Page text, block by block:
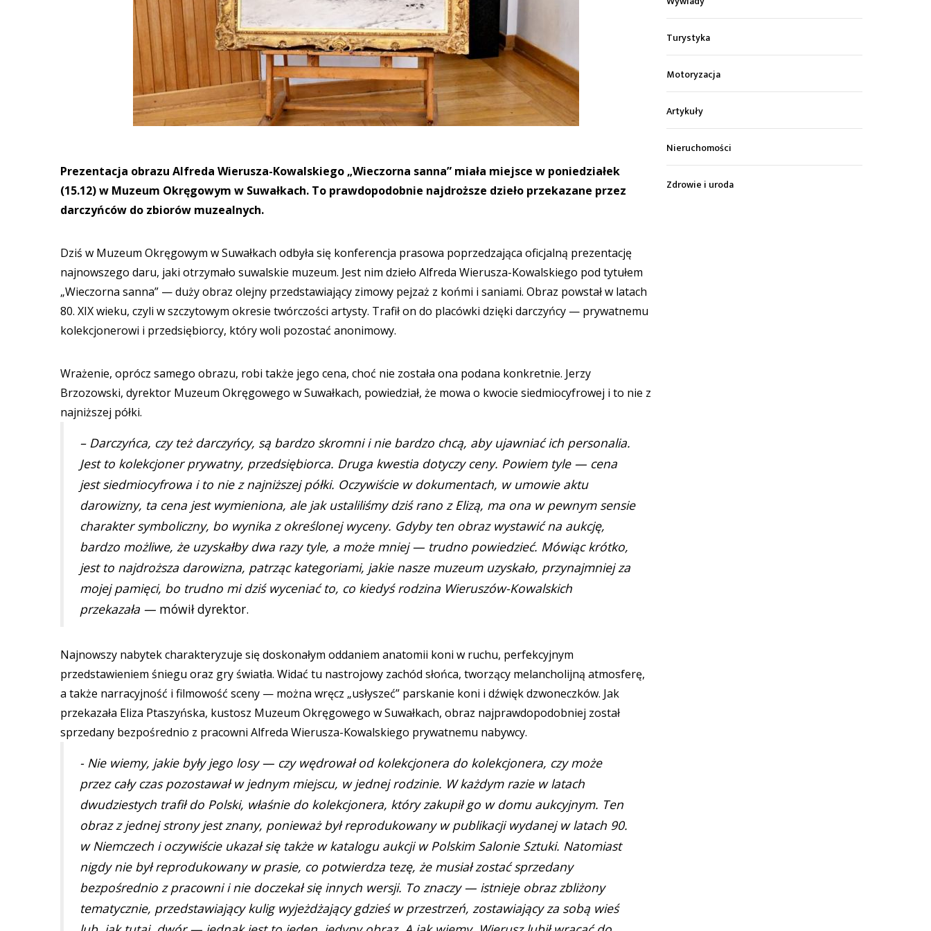
Prezentacja obrazu Alfreda Wierusza-Kowalskiego „Wieczorna sanna” miała miejsce w poniedziałek
(15.12) w Muzeum Okręgowym w Suwałkach. To prawdopodobnie najdroższe dzieło przekazane przez
darczyńców do zbiorów muzealnych.
Dziś w Muzeum Okręgowym w Suwałkach odbyła się konferencja prasowa poprzedzająca oficjalną prezentację
najnowszego daru, jaki otrzymało suwalskie muzeum. Jest nim dzieło Alfreda Wierusza-Kowalskiego pod tytułem
„Wieczorna sanna” — duży obraz olejny przedstawiający zimowy pejzaż z końmi i saniami. Obraz powstał w latach
80. XIX wieku, czyli w szczytowym okresie twórczości artysty. Trafił on do placówki dzięki darczyńcy — prywatnemu
kolekcjonerowi i przedsiębiorcy, który woli pozostać anonimowy.
Wrażenie, oprócz samego obrazu, robi także jego cena, choć nie została ona podana konkretnie. Jerzy
Brzozowski, dyrektor Muzeum Okręgowego w Suwałkach, powiedział, że mowa o kwocie siedmiocyfrowej i to nie z
najniższej półki.
– Darczyńca, czy też darczyńcy, są bardzo skromni i nie bardzo chcą, aby ujawniać ich personalia.
Jest to kolekcjoner prywatny, przedsiębiorca. Druga kwestia dotyczy ceny. Powiem tyle — cena
jest siedmiocyfrowa i to nie z najniższej półki. Oczywiście w dokumentach, w umowie aktu
darowizny, ta cena jest wymieniona, ale jak ustaliliśmy dziś rano z Elizą, ma ona w pewnym sensie
charakter symboliczny, bo wynika z określonej wyceny. Gdyby ten obraz wystawić na aukcję,
bardzo możliwe, że uzyskałby dwa razy tyle, a może mniej — trudno powiedzieć. Mówiąc krótko,
jest to najdroższa darowizna, patrząc kategoriami, jakie nasze muzeum uzyskało, przynajmniej za
mojej pamięci, bo trudno mi dziś wyceniać to, co kiedyś rodzina Wieruszów-Kowalskich
przekazała — mówił dyrektor.
Najnowszy nabytek charakteryzuje się doskonałym oddaniem anatomii koni w ruchu, perfekcyjnym
przedstawieniem śniegu oraz gry światła. Widać tu nastrojowy zachód słońca, tworzący melancholijną atmosferę,
a także narracyjność i filmowość sceny — można wręcz „usłyszeć” parskanie koni i dźwięk dzwoneczków. Jak
przekazała Eliza Ptaszyńska, kustosz Muzeum Okręgowego w Suwałkach, obraz najprawdopodobniej został
sprzedany bezpośrednio z pracowni Alfreda Wierusza-Kowalskiego prywatnemu nabywcy.
- Nie wiemy, jakie były jego losy — czy wędrował od kolekcjonera do kolekcjonera, czy może
przez cały czas pozostawał w jednym miejscu, w jednej rodzinie. W każdym razie w latach
dwudziestych trafił do Polski, właśnie do kolekcjonera, który zakupił go w domu aukcyjnym. Ten
obraz z jednej strony jest znany, ponieważ był reprodukowany w publikacji wydanej w latach 90.
w Niemczech i oczywiście ukazał się także w katalogu aukcji w Polskim Salonie Sztuki. Natomiast
nigdy nie był reprodukowany w prasie, co potwierdza tezę, że musiał zostać sprzedany
bezpośrednio z pracowni i nie doczekał się innych wersji. To znaczy — istnieje obraz zbliżony
tematycznie, przedstawiający kulig wyjeżdżający gdzieś w przestrzeń, zostawiający za sobą wieś
Turystyka
Motoryzacja
Artykuły
Nieruchomości
Zdrowie i uroda